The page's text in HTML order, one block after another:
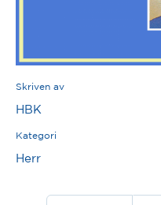
Skriven av
HBK
Kategori
Herr